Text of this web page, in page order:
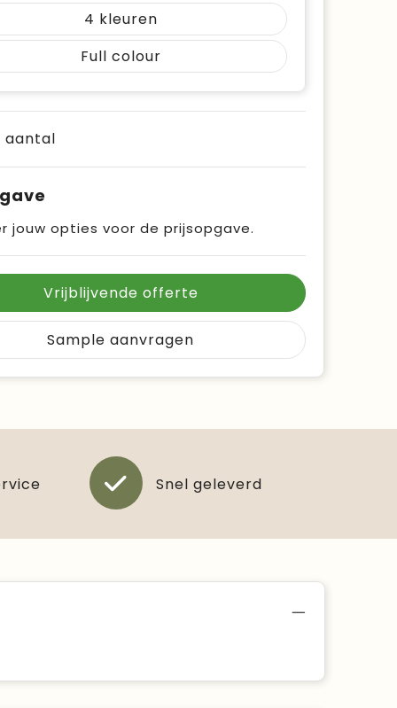
4
Full colour
aantal
jouw opties voor de prijsopgave.
Vrijblijvende offerte
Sample aanvragen
Snel geleverd